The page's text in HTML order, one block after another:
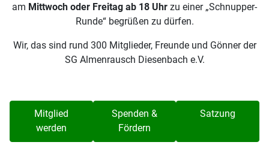
am Mittwoch oder Freitag ab 18 Uhr zu einer „Schnupper-
Runde“ begrüßen zu dürfen.
Wir, das sind rund 300 Mitglieder, Freunde und Gönner der
SG Almenrausch Diesenbach e.V.
Mitglied
werden
Spenden &
Fördern
Satzung